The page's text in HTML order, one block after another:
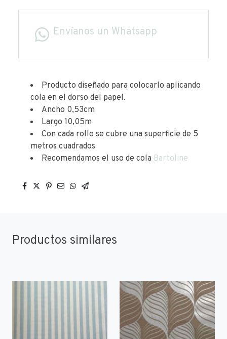
Envíanos un Whatsapp
Producto diseñado para colocarlo aplicando
cola en el dorso del papel.
Ancho 0,53cm
Largo 10,05m
Con cada rollo se cubre una superficie de 5
metros cuadrados
Recomendamos el uso de cola Bartoline
Productos similares